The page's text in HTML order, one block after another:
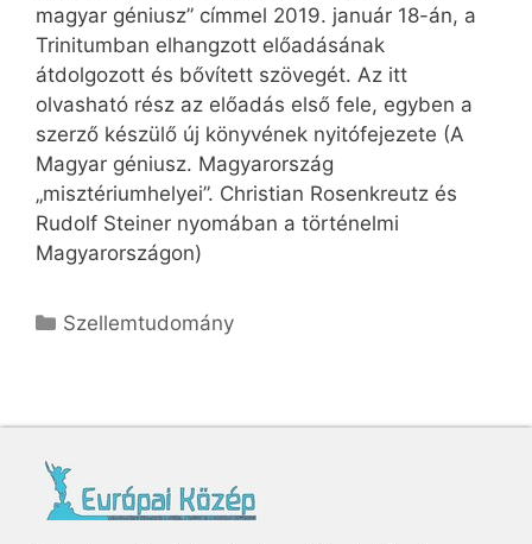
magyar géniusz” címmel 2019. január 18-án, a
Trinitumban elhangzott előadásának
átdolgozott és bővített szövegét. Az itt
olvasható rész az előadás első fele, egyben a
szerző készülő új könyvének nyitófejezete (A
Magyar géniusz. Magyarország
„misztériumhelyei”. Christian Rosenkreutz és
Rudolf Steiner nyomában a történelmi
Magyarországon)
Szellemtudomány